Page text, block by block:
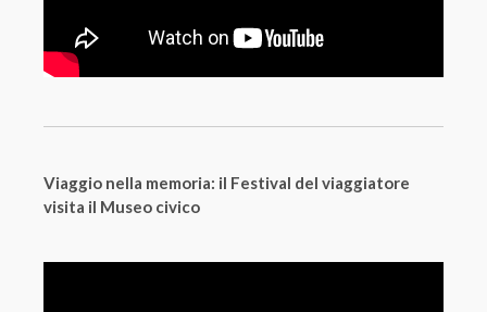
Viaggio nella memoria: il Festival del viaggiatore
visita il Museo civico